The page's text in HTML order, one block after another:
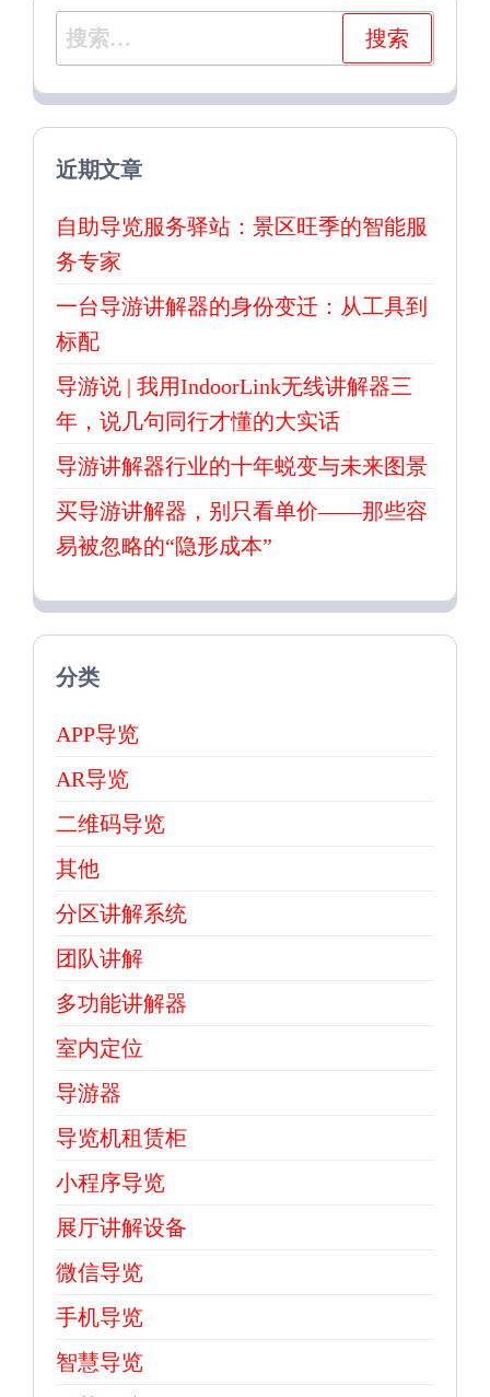
搜
索：
近期文章
自助导览服务驿站：景区旺季的智能服
务专家
一台导游讲解器的身份变迁：从工具到
标配
导游说 | 我用IndoorLink无线讲解器三
年，说几句同行才懂的大实话
导游讲解器行业的十年蜕变与未来图景
买导游讲解器，别只看单价——那些容
易被忽略的“隐形成本”
分类
APP导览
AR导览
二维码导览
其他
分区讲解系统
团队讲解
多功能讲解器
室内定位
导游器
导览机租赁柜
小程序导览
展厅讲解设备
微信导览
手机导览
智慧导览